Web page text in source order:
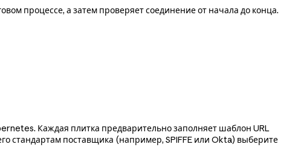
процессе, а затем проверяет соединение от начала до конца.
Каждая плитка предварительно заполняет шаблон URL
стандартам поставщика (например, SPIFFE или Okta) выберите